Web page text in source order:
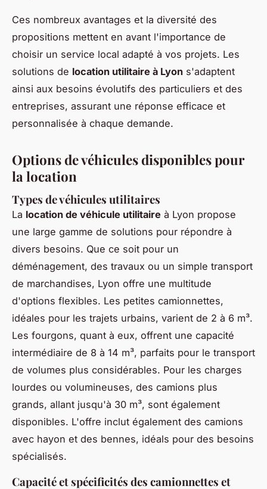
Ces nombreux avantages et la diversité des
propositions mettent en avant l'importance de
choisir un service local adapté à vos projets. Les
solutions de location utilitaire à Lyon s'adaptent
ainsi aux besoins évolutifs des particuliers et des
entreprises, assurant une réponse efficace et
personnalisée à chaque demande.
Options de véhicules disponibles pour
la location
Types de véhicules utilitaires
La location de véhicule utilitaire à Lyon propose
une large gamme de solutions pour répondre à
divers besoins. Que ce soit pour un
déménagement, des travaux ou un simple transport
de marchandises, Lyon offre une multitude
d'options flexibles. Les petites camionnettes,
idéales pour les trajets urbains, varient de 2 à 6 m³.
Les fourgons, quant à eux, offrent une capacité
intermédiaire de 8 à 14 m³, parfaits pour le transport
de volumes plus considérables. Pour les charges
lourdes ou volumineuses, des camions plus
grands, allant jusqu'à 30 m³, sont également
disponibles. L'offre inclut également des camions
avec hayon et des bennes, idéals pour des besoins
spécialisés.
Capacité et spécificités des camionnettes et